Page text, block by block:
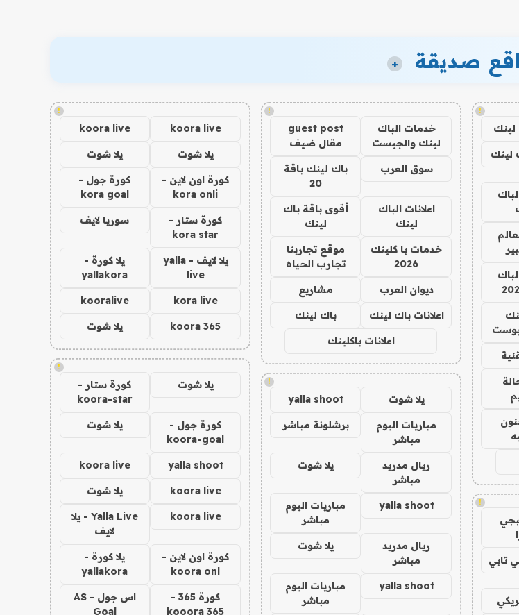
صديقة +
!
لينك
لينك
!
تابي
!
خدمات الباك
لينك والجيست
guest post
مقال ضيف
سوق العرب
باك لينك باقة
20
اعلانات الباك
لينك
أقوى باقة باك
لينك
خدمات با كلينك
2026
موقع تجاربنا
تجارب الحياه
ديوان العرب مشاريع
اعلانات باك لينك باك لينك
اعلانات باكلينك
!
يلا شوت yalla shoot
مباريات اليوم
مباشر
برشلونة مباشر
ريال مدريد
مباشر
يلا شوت
yalla shoot
مباريات اليوم
مباشر
ريال مدريد
مباشر
يلا شوت
yalla shoot
مباريات اليوم
مباشر
!
koora live
koora live
يلا شوت يلا شوت
كورة اون لاين -
kora onli
كورة جول -
kora goal
كورة ستار -
kora star
سوريا لايف
يلا لايف - yalla
live
يلا كورة -
yallakora
kora live
kooralive
koora 365 يلا شوت
!
يلا شوت
كورة ستار -
koora-star
كورة جول -
koora-goal
يلا شوت
yalla shoot
koora live
koora live يلا شوت
koora live
Yalla Live - يلا
لايف
كورة اون لاين -
koora onl
يلا كورة -
yallakora
كورة 365 -
kooora 365
اس جول - AS
Goal